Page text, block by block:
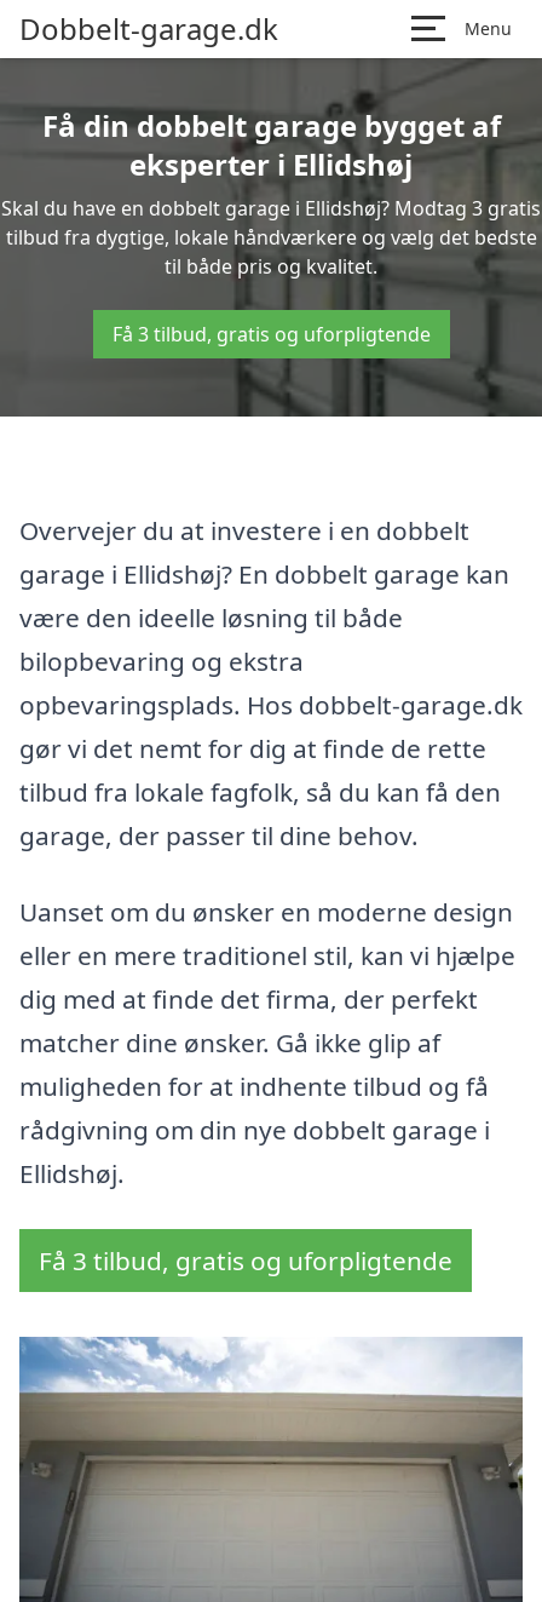
Dobbelt-garage.dk Menu
Få din dobbelt garage bygget af
eksperter i Ellidshøj
Skal du have en dobbelt garage i Ellidshøj? Modtag 3 gratis
tilbud fra dygtige, lokale håndværkere og vælg det bedste
til både pris og kvalitet.
Få 3 tilbud, gratis og uforpligtende
Overvejer du at investere i en dobbelt
garage i Ellidshøj? En dobbelt garage kan
være den ideelle løsning til både
bilopbevaring og ekstra
opbevaringsplads. Hos dobbelt-garage.dk
gør vi det nemt for dig at finde de rette
tilbud fra lokale fagfolk, så du kan få den
garage, der passer til dine behov.
Uanset om du ønsker en moderne design
eller en mere traditionel stil, kan vi hjælpe
dig med at finde det firma, der perfekt
matcher dine ønsker. Gå ikke glip af
muligheden for at indhente tilbud og få
rådgivning om din nye dobbelt garage i
Ellidshøj.
Få 3 tilbud, gratis og uforpligtende